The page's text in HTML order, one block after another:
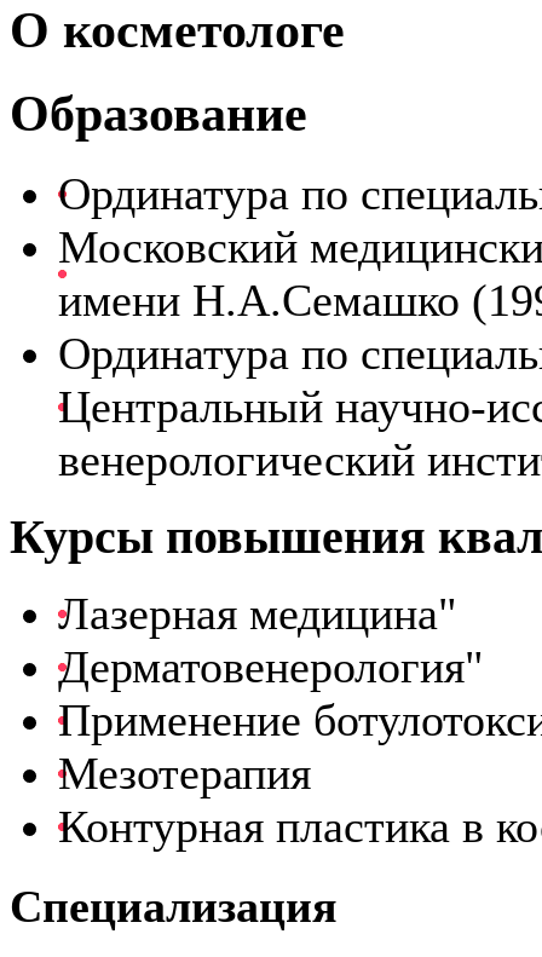
О косметологе
Образование
Ординатура по
Московский
имени Н.А.Семашко
Ординатура по
Центральный научно-
венерологический
Курсы повышения
Лазерная медицина"
Дерматовенерология"
Применение
Мезотерапия
Контурная пластика в
Специализация